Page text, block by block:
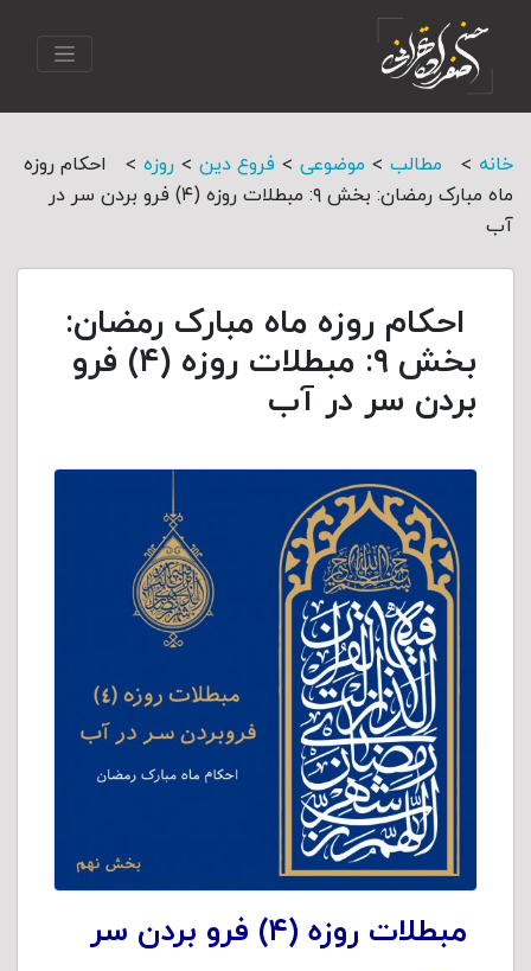
خانه > مطالب > موضوعی > فروع دین > روزه >
احکام روزه
ماه مبارک رمضان: بخش ۹: مبطلات روزه (۴) فرو بردن سر در
آب
احکام روزه ماه مبارک رمضان:
بخش ۹: مبطلات روزه (۴) فرو
بردن سر در آب
مبطلات روزه (۴) فرو بردن سر